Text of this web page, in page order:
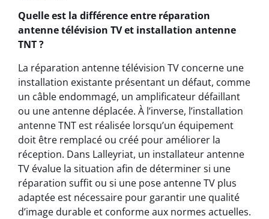
Quelle est la différence entre réparation
antenne télévision TV et installation antenne
TNT ?
La réparation antenne télévision TV concerne une
installation existante présentant un défaut, comme
un câble endommagé, un amplificateur défaillant
ou une antenne déplacée. À l’inverse, l’installation
antenne TNT est réalisée lorsqu’un équipement
doit être remplacé ou créé pour améliorer la
réception. Dans Lalleyriat, un installateur antenne
TV évalue la situation afin de déterminer si une
réparation suffit ou si une pose antenne TV plus
adaptée est nécessaire pour garantir une qualité
d’image durable et conforme aux normes actuelles.